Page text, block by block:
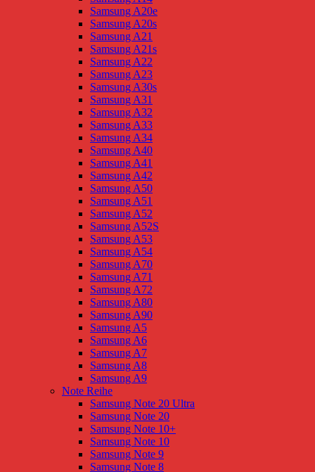
Samsung A20e
Samsung A20s
Samsung A21
Samsung A21s
Samsung A22
Samsung A23
Samsung A30s
Samsung A31
Samsung A32
Samsung A33
Samsung A34
Samsung A40
Samsung A41
Samsung A42
Samsung A50
Samsung A51
Samsung A52
Samsung A52S
Samsung A53
Samsung A54
Samsung A70
Samsung A71
Samsung A72
Samsung A80
Samsung A90
Samsung A5
Samsung A6
Samsung A7
Samsung A8
Samsung A9
Note Reihe
Samsung Note 20 Ultra
Samsung Note 20
Samsung Note 10+
Samsung Note 10
Samsung Note 9
Samsung Note 8